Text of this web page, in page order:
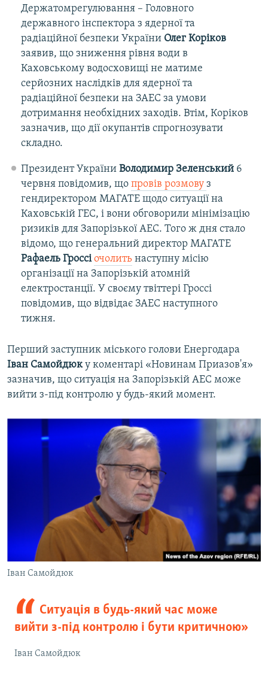
Держатомрегулювання – Головного
державного інспектора з ядерної та
радіаційної безпеки України Олег Коріков
заявив, що зниження рівня води в
Каховському водосховищі не матиме
серйозних наслідків для ядерної та
радіаційної безпеки на ЗАЕС за умови
дотримання необхідних заходів. Втім, Коріков
зазначив, що дії окупантів спрогнозувати
складно.
Президент України Володимир Зеленський 6
червня повідомив, що провів розмову з
гендиректором МАГАТЕ щодо ситуації на
Каховській ГЕС, і вони обговорили мінімізацію
ризиків для Запорізької АЕС. Того ж дня стало
відомо, що генеральний директор МАГАТЕ
Рафаель Гроссі очолитьнаступну місію
організації на Запорізькій атомній
електростанції. У своєму твіттері Гроссі
повідомив, що відвідає ЗАЕС наступного
тижня.
Перший заступник міського голови Енергодара
Іван Самойдюку коментарі «Новинам Приазов'я»
зазначив, що ситуація на Запорізькій АЕС може
вийти з-під контролю у будь-який момент.
Іван Самойдюк
Ситуація в будь-який час може
вийти з-під контролю і бути критичною»
Іван Самойдюк